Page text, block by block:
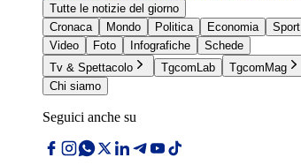
Tutte le notizie del giorno
Cronaca
Mondo Politica Economia Sport
Video
Foto Infografiche
Schede
Tv & Spettacolo
TgcomLab TgcomMag
Chi siamo
Seguici anche su